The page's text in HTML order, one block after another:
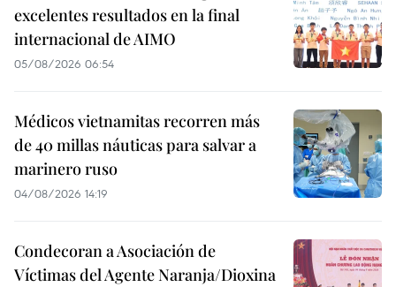
excelentes resultados en la final
internacional de AIMO
05/08/2026 06:54
Médicos vietnamitas recorren más
de 40 millas náuticas para salvar a
marinero ruso
04/08/2026 14:19
Condecoran a Asociación de
Víctimas del Agente Naranja/Dioxina